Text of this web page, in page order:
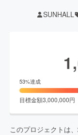
SUNHALL
53%達成
目標金額3,000,000円
このプロジェクトは、